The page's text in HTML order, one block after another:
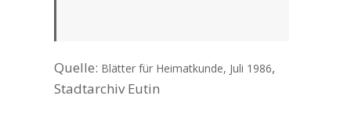
Quelle: Blätter für Heimatkunde, Juli 1986,
Stadtarchiv Eutin